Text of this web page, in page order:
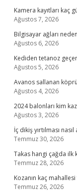
Kamera kayıtları kaç
Ağustos 7, 2026
Bilgisayar ağları
Ağustos 6, 2026
Kediden tetanoz
Ağustos 5, 2026
Avanos sallanan köprü
Ağustos 4, 2026
2024 balonları kim
Ağustos 3, 2026
İç dikiş yırtılması nasıl
Temmuz 30, 2026
Takas hangi çağda ilk
Temmuz 28, 2026
Kozanın kaç mahallesi
Temmuz 26, 2026